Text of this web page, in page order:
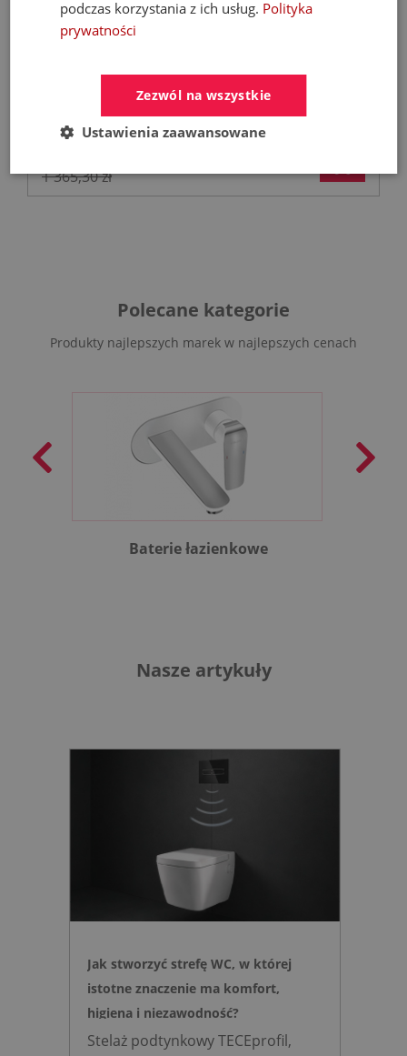
KFA DUERO PURE STYLE pull-out bateria
kuchenna stojąca z filtrem HYDRO+ gun
1 365,30 zł
Polecane kategorie
Produkty najlepszych marek w najlepszych cenach
Baterie łazienkowe
Nasze artykuły
Jak stworzyć strefę WC, w której
istotne znaczenie ma komfort,
higiena i niezawodność?
Stelaż podtynkowy TECEprofil,
podczas korzystania z ich usług. Polityka
prywatności
Zezwól na wszystkie
Ustawienia zaawansowane